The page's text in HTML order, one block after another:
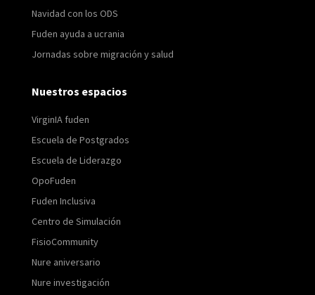
Navidad con los ODS
Fuden ayuda a ucrania
Jornadas sobre migración y salud
Nuestros espacios
VirginIA fuden
Escuela de Postgrados
Escuela de Liderazgo
OpoFuden
Fuden Inclusiva
Centro de Simulación
FisioCommunity
Nure aniversario
Nure investigación